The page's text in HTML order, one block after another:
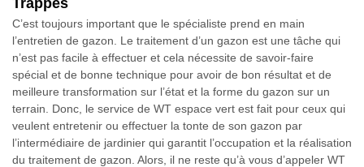
C’est toujours important que le spécialiste prend en main
l’entretien de gazon. Le traitement d’un gazon est une tâche qui
n’est pas facile à effectuer et cela nécessite de savoir-faire
spécial et de bonne technique pour avoir de bon résultat et de
meilleure transformation sur l’état et la forme du gazon sur un
terrain. Donc, le service de WT espace vert est fait pour ceux qui
veulent entretenir ou effectuer la tonte de son gazon par
l’intermédiaire de jardinier qui garantit l’occupation et la réalisation
du traitement de gazon. Alors, il ne reste qu’à vous d’appeler WT